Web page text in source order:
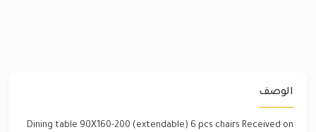
الوصف
Dining table 90X160-200 (extendable) 6 pcs chairs Received on